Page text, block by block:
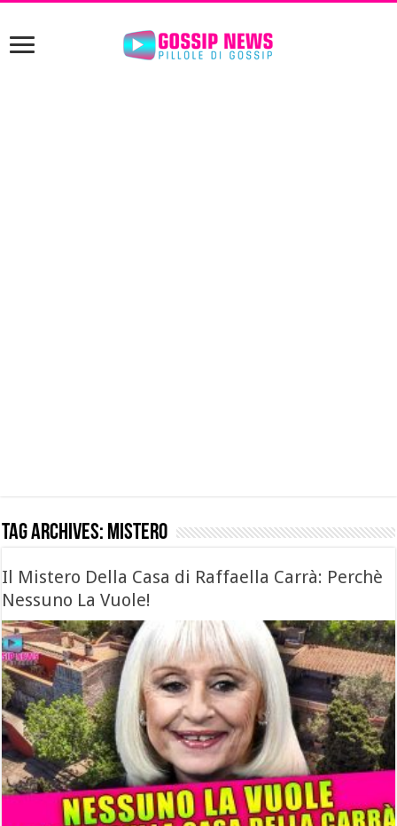
Tag Archives: mistero
Il Mistero Della Casa di Raffaella Carrà: Perchè
Nessuno La Vuole!